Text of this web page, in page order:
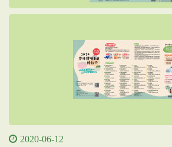
2020-06-12